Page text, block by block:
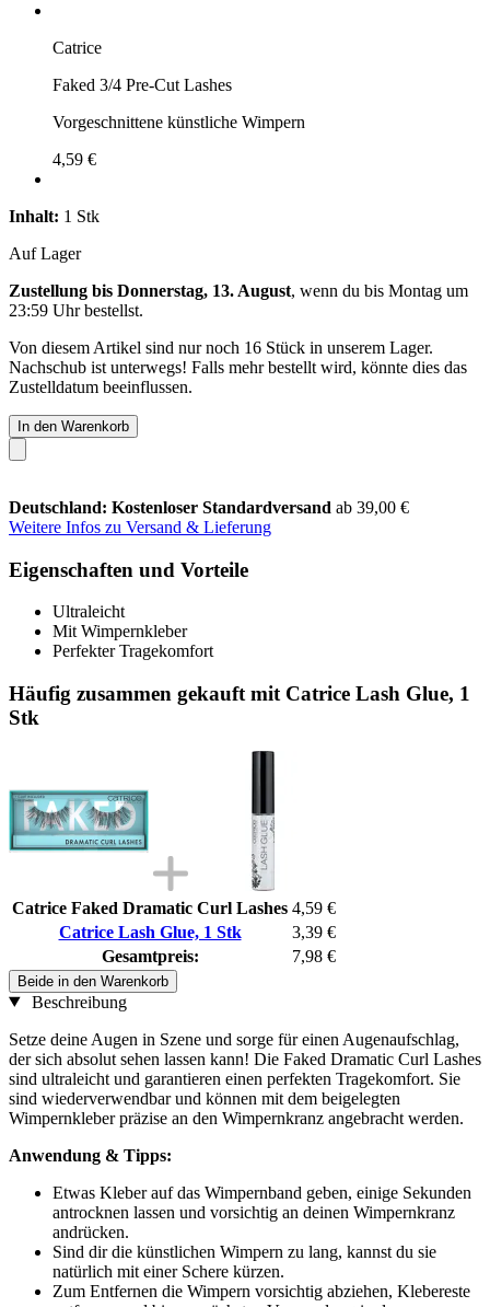
Catrice
Faked 3/4 Pre-Cut Lashes
Vorgeschnittene künstliche Wimpern
4,59 €
Inhalt: 1 Stk
Auf Lager
Zustellung bis Donnerstag, 13. August, wenn du bis Montag um
23:59 Uhrbestellst.
Von diesem Artikel sind nur noch 16 Stück in unserem Lager.
Nachschub ist unterwegs! Falls mehr bestellt wird, könnte dies das
Zustelldatum beeinflussen.
In den Warenkorb
Deutschland: Kostenloser Standardversand ab 39,00 €
Weitere Infos zu Versand & Lieferung
Eigenschaften und Vorteile
Ultraleicht
Mit Wimpernkleber
Perfekter Tragekomfort
Häufig zusammen gekauft mit Catrice Lash Glue, 1
Stk
Catrice Faked Dramatic Curl Lashes 4,59 €
Catrice Lash Glue, 1 Stk
3,39 €
Gesamtpreis:
7,98 €
Beide in den Warenkorb
Beschreibung
Setze deine Augen in Szene und sorge für einen Augenaufschlag,
der sich absolut sehen lassen kann! Die Faked Dramatic Curl Lashes
sind ultraleicht und garantieren einen perfekten Tragekomfort. Sie
sind wiederverwendbar und können mit dem beigelegten
Wimpernkleber präzise an den Wimpernkranz angebracht werden.
Anwendung & Tipps:
Etwas Kleber auf das Wimpernband geben, einige Sekunden
antrocknen lassen und vorsichtig an deinen Wimpernkranz
andrücken.
Sind dir die künstlichen Wimpern zu lang, kannst du sie
natürlich mit einer Schere kürzen.
Zum Entfernen die Wimpern vorsichtig abziehen, Klebereste